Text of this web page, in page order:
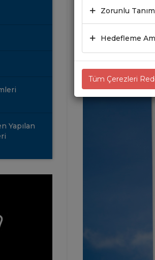
Yapılan
11.05.2021
Zorunlu
Hedefleme
Tüm Çerezleri